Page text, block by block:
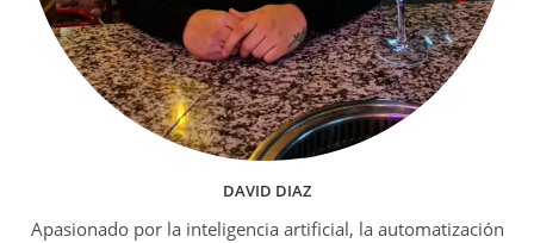
DAVID DIAZ
Apasionado por la inteligencia artificial, la automatización